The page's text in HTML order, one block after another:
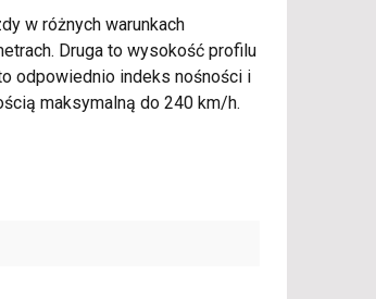
w różnych warunkach
Druga to wysokość profilu
odpowiednio indeks nośności i
maksymalną do 240 km/h.